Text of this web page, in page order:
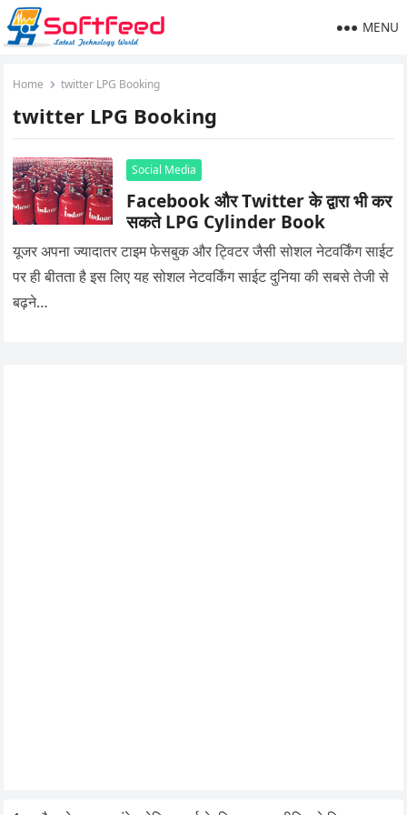
MENU
Home twitter LPG Booking
twitter LPG Booking
Social Media
Facebook और Twitter के द्वारा भी कर
सकते LPG Cylinder Book
यूजर अपना ज्यादातर टाइम फेसबुक और ट्विटर जैसी सोशल नेटवर्किंग साईट
पर ही बीतता है इस लिए यह सोशल नेटवर्किंग साईट दुनिया की सबसे तेजी से
बढ़ने…